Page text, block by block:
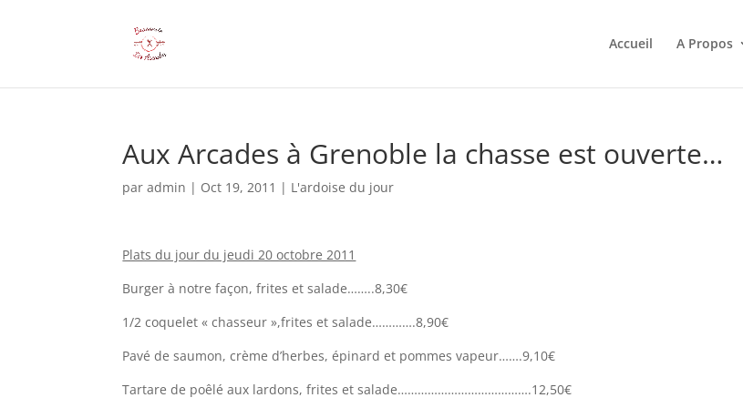
Accueil A Propos
Aux Arcades à Grenoble la chasse est ouverte…
paradmin | Oct 19, 2011 | L'ardoise du jour
Plats du jour du jeudi 20 octobre 2011
Burger à notre façon, frites et salade……..8,30€
1/2 coquelet « chasseur »,frites et salade………….8,90€
Pavé de saumon, crème d’herbes, épinard et pommes vapeur…….9,10€
Tartare de poêlé aux lardons, frites et salade………………………………….12,50€